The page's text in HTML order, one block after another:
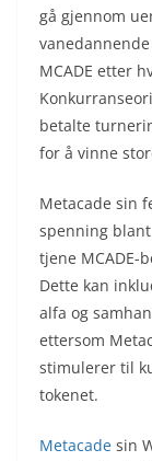
gå gjennom
MCADE etter
betalte
for å vinne
Metacade sin
spenning
tjene MCADE-
Dette kan
alfa og
ettersom
stimulerer til
tokenet.
Metacade sin